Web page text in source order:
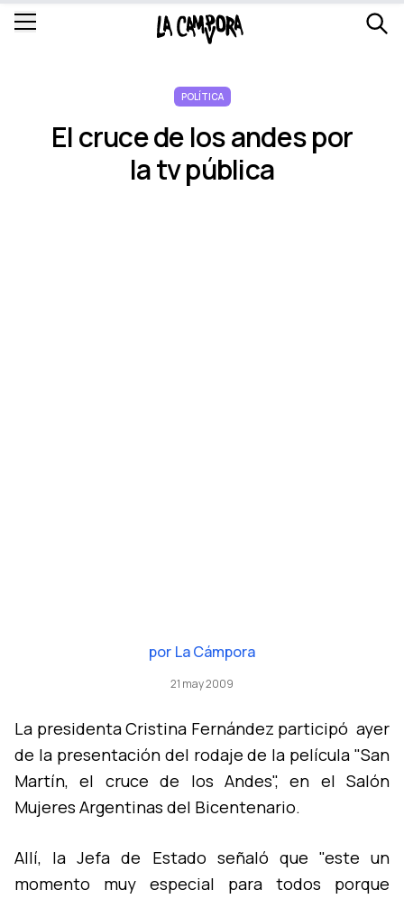
POLÍTICA
El cruce de los andes por
la tv pública
por La Cámpora
21 may 2009
La presidenta Cristina Fernández participó ayer
de la presentación del rodaje de la pelí­cula "San
Martí­n, el cruce de los Andes", en el Salón
Mujeres Argentinas del Bicentenario.
Allí­, la Jefa de Estado señaló que "este un
momento muy especial para todos porque